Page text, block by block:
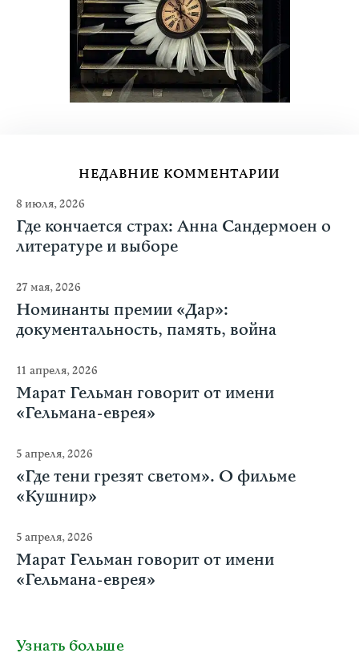
НЕДАВНИЕ КОММЕНТАРИИ
8 июля, 2026
Где кончается страх: Анна Сандермоен о
литературе и выборе
27 мая, 2026
Номинанты премии «Дар»:
документальность, память, война
11 апреля, 2026
Марат Гельман говорит от имени
«Гельмана-еврея»
5 апреля, 2026
«Где тени грезят светом». О фильме
«Кушнир»
5 апреля, 2026
Марат Гельман говорит от имени
«Гельмана-еврея»
Узнать больше